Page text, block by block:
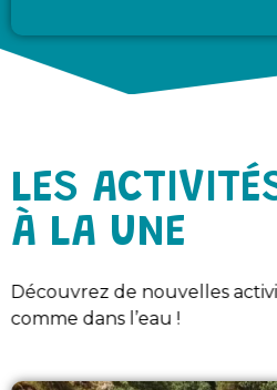
LES
À LA UNE
Découvrez de nouvelles
comme dans l’eau !